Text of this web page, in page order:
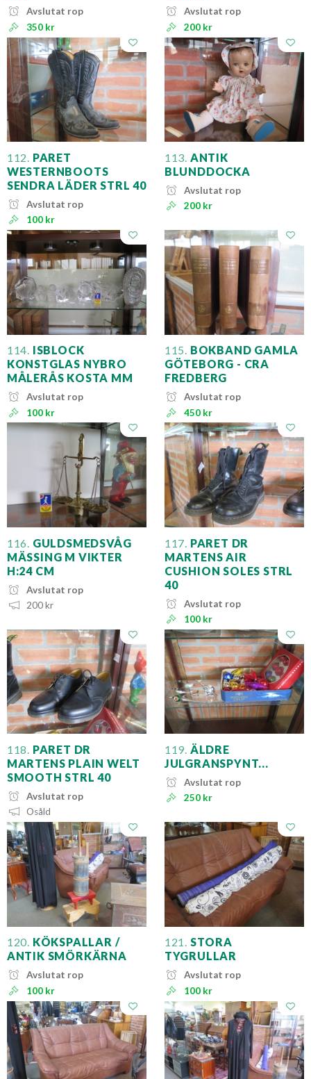
Avslutat rop
350 kr
Avslutat rop
200 kr
112. PARET
WESTERNBOOTS
SENDRA LÄDER STRL 40
Avslutat rop
100 kr
113. ANTIK
BLUNDDOCKA
Avslutat rop
200 kr
114. ISBLOCK
KONSTGLAS NYBRO
MÅLERÅS KOSTA MM
Avslutat rop
100 kr
115. BOKBAND GAMLA
GÖTEBORG - CRA
FREDBERG
Avslutat rop
450 kr
116. GULDSMEDSVÅG
MÄSSING M VIKTER
H:24 CM
Avslutat rop
200 kr
117. PARET DR
MARTENS AIR
CUSHION SOLES STRL
40
Avslutat rop
100 kr
118. PARET DR
MARTENS PLAIN WELT
SMOOTH STRL 40
Avslutat rop
Osåld
119. ÄLDRE
JULGRANSPYNT...
Avslutat rop
250 kr
120. KÖKSPALLAR /
ANTIK SMÖRKÄRNA
Avslutat rop
100 kr
121. STORA
TYGRULLAR
Avslutat rop
100 kr